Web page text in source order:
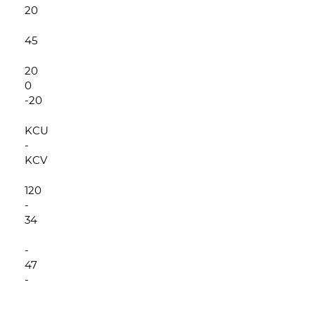
20
45
20
0
-20
KCU
-
KCV
120
-
34
-
47
-